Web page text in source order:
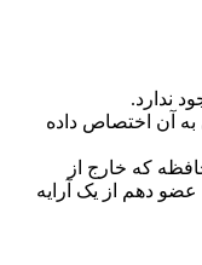
ندارد.
به آن اختصاص داده
که خارج از
دهم از یک آرایه